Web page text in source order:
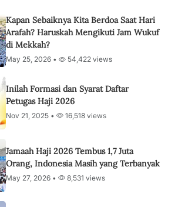
Kapan Sebaiknya Kita Berdoa Saat Hari
Arafah? Haruskah Mengikuti Jam Wukuf
di Mekkah?
May 25, 2026 • 54,422 views
Inilah Formasi dan Syarat Daftar
Petugas Haji 2026
Nov 21, 2025 • 16,518 views
Jamaah Haji 2026 Tembus 1,7 Juta
Orang, Indonesia Masih yang Terbanyak
May 27, 2026 • 8,531 views